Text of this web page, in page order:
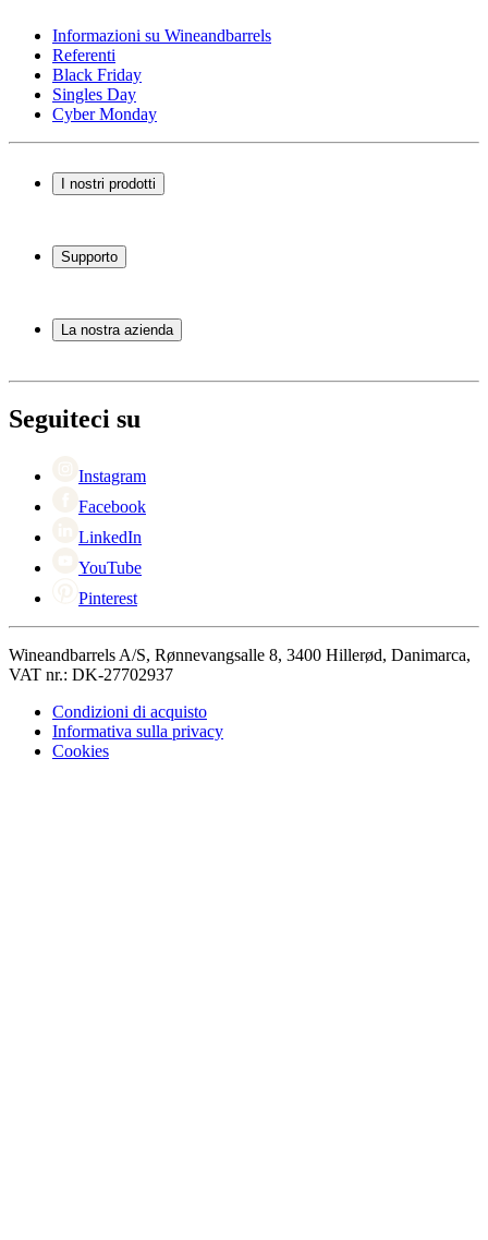
Informazioni su Wineandbarrels
Referenti
Black Friday
Singles Day
Cyber Monday
I nostri prodotti
Scaffali per vino
Mobili per vino
Supporto
Servizio
Pagamento
Ritorno
La nostra azienda
Black Friday
Singles Day
Seguiteci su
Instagram
Facebook
LinkedIn
YouTube
Pinterest
Wineandbarrels A/S, Rønnevangsalle 8, 3400 Hillerød, Danimarca,
VAT nr.: DK-27702937
Condizioni di acquisto
Informativa sulla privacy
Cookies